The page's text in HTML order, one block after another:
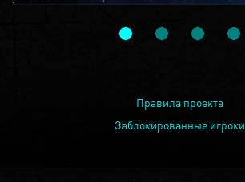
Правила проекта
Заблокированные игроки